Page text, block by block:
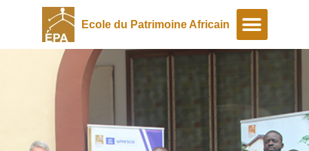
Ecole du Patrimoine Africain